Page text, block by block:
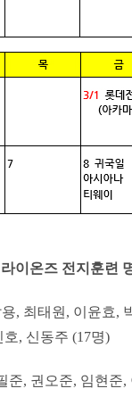
이온즈 전지훈련
, 최태원, 이윤효,
, 신동주 (17명)
준, 권오준, 임현준